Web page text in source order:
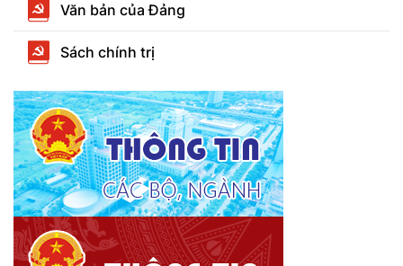
Văn bản của Đảng
Sách chính trị